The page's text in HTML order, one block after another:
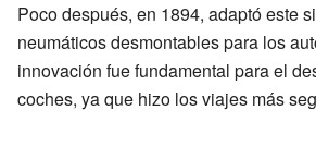
Poco después, en 1894, adaptó este
neumáticos desmontables para los
innovación fue fundamental para el
coches, ya que hizo los viajes más